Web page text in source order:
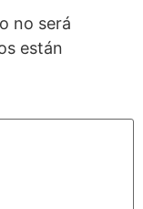
no será
están